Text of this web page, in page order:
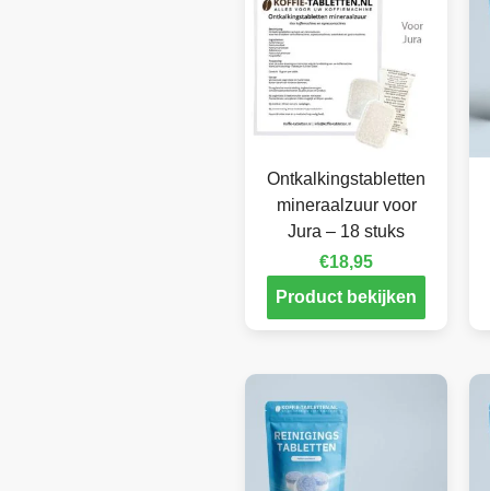
Ontkalkingstabletten
mineraalzuur voor
Jura – 18 stuks
€18,95
Product bekijken